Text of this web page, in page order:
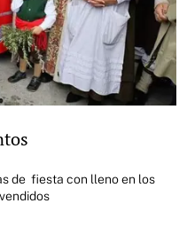
de fiesta con lleno en los